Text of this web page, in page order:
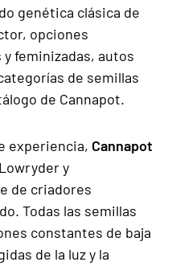
genética clásica de
opciones
feminizadas, autos
de semillas
de Cannapot.
experiencia, Cannapot
y
de criadores
Todas las semillas
constantes de baja
de la luz y la